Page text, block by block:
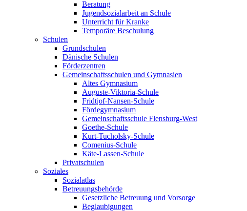
Beratung
Jugendsozialarbeit an Schule
Unterricht für Kranke
Temporäre Beschulung
Schulen
Grundschulen
Dänische Schulen
Förderzentren
Gemeinschaftsschulen und Gymnasien
Altes Gymnasium
Auguste-Viktoria-Schule
Fridtjof-Nansen-Schule
Fördegymnasium
Gemeinschaftsschule Flensburg-West
Goethe-Schule
Kurt-Tucholsky-Schule
Comenius-Schule
Käte-Lassen-Schule
Privatschulen
Soziales
Sozialatlas
Betreuungsbehörde
Gesetzliche Betreuung und Vorsorge
Beglaubigungen